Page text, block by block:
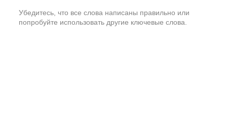
Убедитесь, что все слова написаны правильно или
попробуйте использовать другие ключевые слова.